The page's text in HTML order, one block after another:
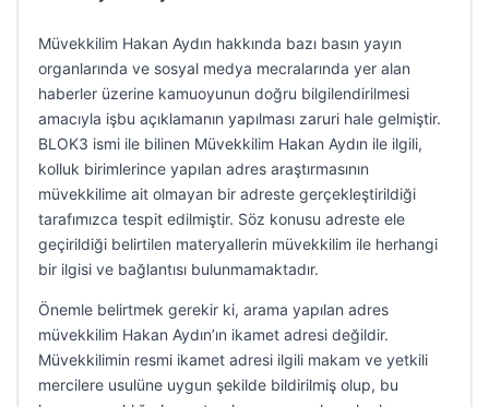
Müvekkilim Hakan Aydın hakkında bazı basın yayın
organlarında ve sosyal medya mecralarında yer alan
haberler üzerine kamuoyunun doğru bilgilendirilmesi
amacıyla işbu açıklamanın yapılması zaruri hale gelmiştir.
BLOK3 ismi ile bilinen Müvekkilim Hakan Aydın ile ilgili,
kolluk birimlerince yapılan adres araştırmasının
müvekkilime ait olmayan bir adreste gerçekleştirildiği
tarafımızca tespit edilmiştir. Söz konusu adreste ele
geçirildiği belirtilen materyallerin müvekkilim ile herhangi
bir ilgisi ve bağlantısı bulunmamaktadır.
Önemle belirtmek gerekir ki, arama yapılan adres
müvekkilim Hakan Aydın’ın ikamet adresi değildir.
Müvekkilimin resmi ikamet adresi ilgili makam ve yetkili
mercilere usulüne uygun şekilde bildirilmiş olup, bu